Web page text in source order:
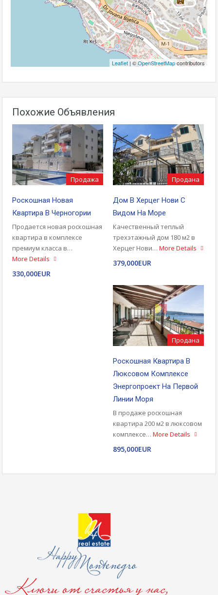
Leaflet | ©OpenStreetMapcontributors
Похожие Объявления
Продажа
Роскошная Новая
Квартира В Черногории
Продается новая роскошная
квартира в комплексе
премиум класса в…
More Details
330,000EUR
Продана
Дом В Херцег Нови С
Видом На Море
Качественный теплый
трехэтажный дом 180 м2 в
Херцег Нови… More Details
379,000EUR
Продана
Роскошная Квартира В
Люксовом Комплексе
Энергопроект На Первой
Линии Моря
В продаже роскошная
квартира 200 м2 в люксовом
комплексе… More Details
895,000EUR